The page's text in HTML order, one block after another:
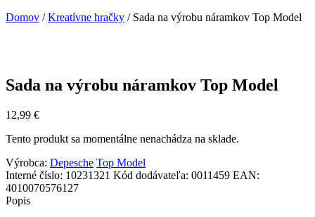
Domov /Kreatívne hračky / Sada na výrobu náramkov Top Model
Sada na výrobu náramkov Top Model
12,99 €
Tento produkt sa momentálne nenachádza na sklade.
Výrobca: Depesche Top Model
Interné číslo: 10231321 Kód dodávateľa: 0011459 EAN:
4010070576127
Popis